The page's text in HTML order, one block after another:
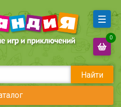
Найти
0